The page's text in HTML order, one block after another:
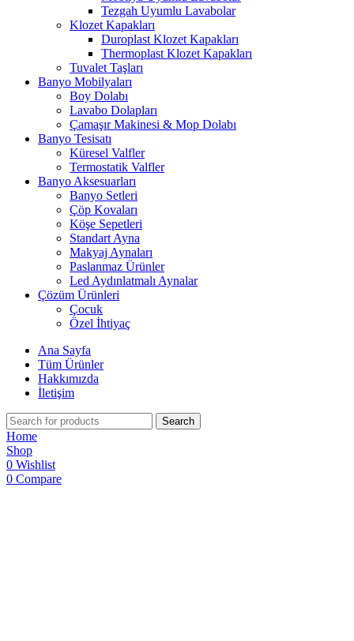
Tezgah Uyumlu Lavabolar
Klozet Kapakları
Duroplast Klozet Kapakları
Thermoplast Klozet Kapakları
Tuvalet Taşları
Banyo Mobilyaları
Boy Dolabı
Lavabo Dolapları
Çamaşır Makinesi & Mop Dolabı
Banyo Tesisatı
Küresel Valfler
Termostatik Valfler
Banyo Aksesuarları
Banyo Setleri
Çöp Kovaları
Köşe Sepetleri
Standart Ayna
Makyaj Aynaları
Paslanmaz Ürünler
Led Aydınlatmalı Aynalar
Çözüm Ürünleri
Çocuk
Özel İhtiyaç
Ana Sayfa
Tüm Ürünler
Hakkımızda
İletişim
Search
Home
Shop
0 Wishlist
0 Compare